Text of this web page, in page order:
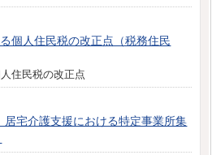
個人住民税の改正点（税務住民
住民税の改正点
居宅介護支援における特定事業所集